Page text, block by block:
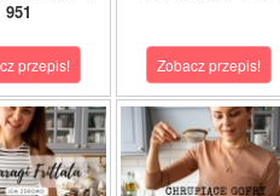
951
przepis! Zobacz przepis!